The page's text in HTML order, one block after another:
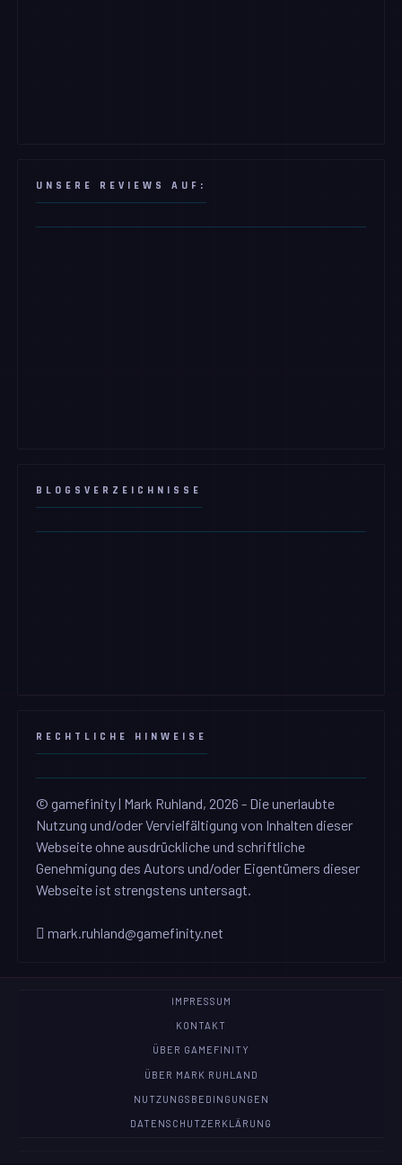
UNSERE REVIEWS AUF:
BLOGSVERZEICHNISSE
RECHTLICHE HINWEISE
© gamefinity | Mark Ruhland, 2026 - Die unerlaubte
Nutzung und/oder Vervielfältigung von Inhalten dieser
Webseite ohne ausdrückliche und schriftliche
Genehmigung des Autors und/oder Eigentümers dieser
Webseite ist strengstens untersagt.
mark.ruhland@gamefinity.net
IMPRESSUM
KONTAKT
ÜBER GAMEFINITY
ÜBER MARK RUHLAND
NUTZUNGSBEDINGUNGEN
DATENSCHUTZERKLÄRUNG